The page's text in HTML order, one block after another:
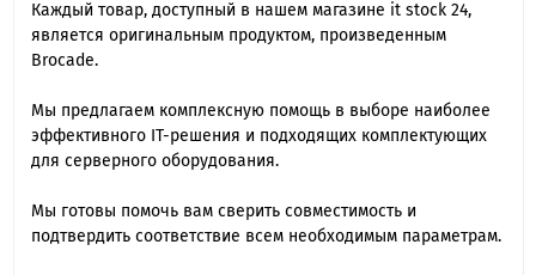
Каждый товар, доступный в нашем магазине it stock 24,
является оригинальным продуктом, произведенным
Brocade.
Мы предлагаем комплексную помощь в выборе наиболее
эффективного IT-решения и подходящих комплектующих
для серверного оборудования.
Мы готовы помочь вам сверить совместимость и
подтвердить соответствие всем необходимым параметрам.